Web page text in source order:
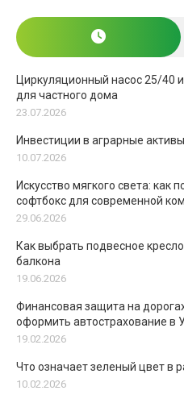
Циркуляционный насос 25/40
для частного дома
23.07.2026
Инвестиции в аграрные
10.07.2026
Искусство мягкого света: как
софтбокс для современной
29.06.2026
Как выбрать подвесное
балкона
19.06.2026
Финансовая защита на
оформить автострахование в
19.02.2026
Что означает зеленый цвет в
10.02.2026